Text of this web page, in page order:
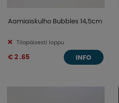
Aamiaiskulho Bubbles 14,5cm
Tilapäisesti loppu
€ 2 .65 INFO